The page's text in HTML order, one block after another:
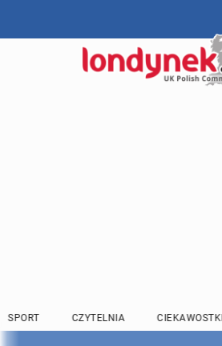
SPORT CZYTELNIA CIEKAWOSTKI